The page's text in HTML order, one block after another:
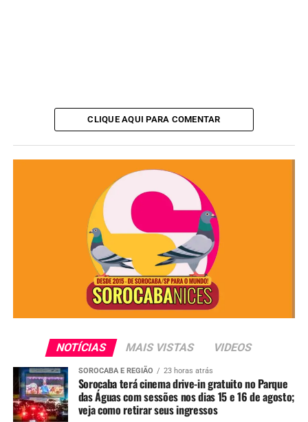
Todos os passeios percorrem trecho histórico da antiga
Estrada de Ferro Elétrica Votorantim (EFEV), com partida
da Estação Dr. Paula Souza (Rua Dr. Paula Souza, 420 –
Centro) até a Fábrica Santa Maria, na Vila Hortência,
totalizando cerca de 1,5 km.
Os passeios dos dias 9 e 16 de agosto incluem visita
monitorada ao Museu da Tecelagem, com apoio do
Instituto Cleusa Prado de Desenvolvimento Social e do
CLIQUE AQUI PARA COMENTAR
NOTÍCIAS MAIS VISTAS VIDEOS
SOROCABA E REGIÃO 23 horas atrás
Sorocaba terá cinema drive-in gratuito no Parque
das Águas com sessões nos dias 15 e 16 de agosto;
veja como retirar seus ingressos